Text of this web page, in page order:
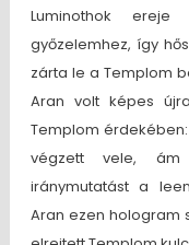
Luminothok
győzelemhez, így
zárta le a Templom
Aran volt képes
Templom
végzett vele,
iránymutatást a
Aran ezen hologram